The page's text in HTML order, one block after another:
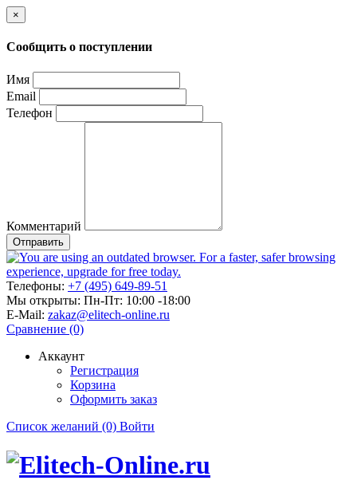
×
Сообщить о поступлении
Имя
Email
Телефон
Комментарий
Отправить
Телефоны: +7 (495) 649-89-51
Мы открыты: Пн-Пт: 10:00 -18:00
E-Mail: zakaz@elitech-online.ru
Сравнение (0)
Аккаунт
Регистрация
Корзина
Оформить заказ
Список желаний (0) Войти